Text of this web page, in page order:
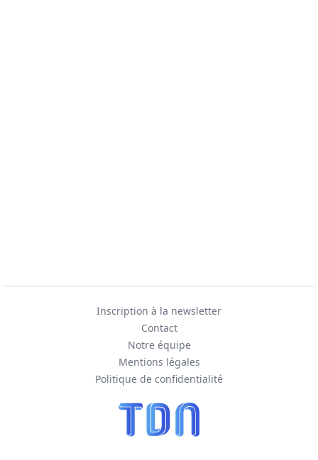
Inscription à la newsletter
Contact
Notre équipe
Mentions légales
Politique de confidentialité